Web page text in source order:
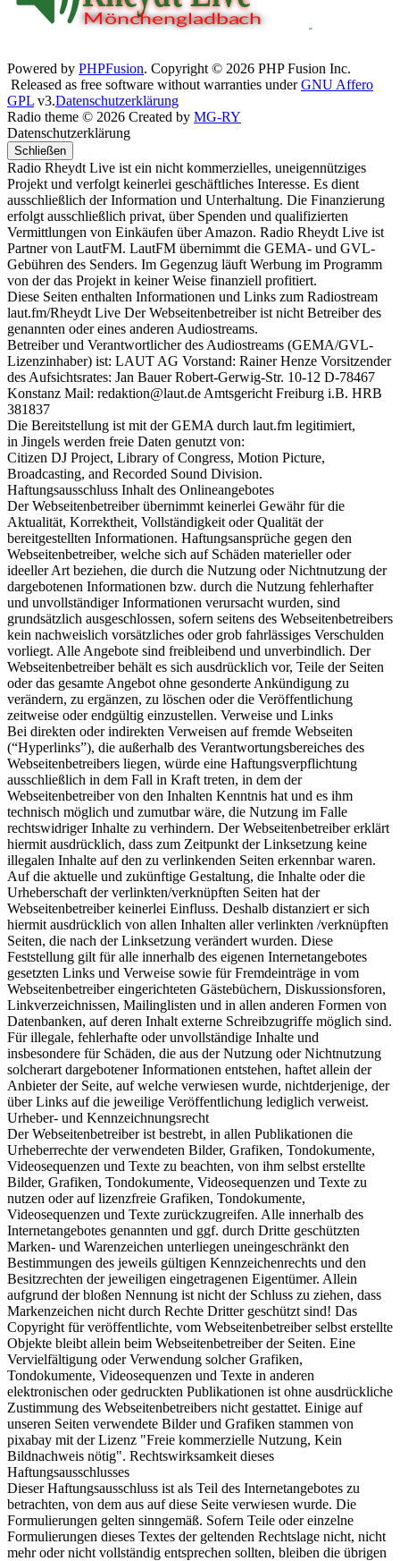
Powered by PHPFusion. Copyright © 2026 PHP Fusion Inc.
Released as free software without warranties underGNU Affero
GPL v3.Datenschutzerklärung
Radio theme © 2026 Created by MG-RY
Datenschutzerklärung
Schließen
Radio Rheydt Live ist ein nicht kommerzielles, uneigennütziges
Projekt und verfolgt keinerlei geschäftliches Interesse. Es dient
ausschließlich der Information und Unterhaltung. Die Finanzierung
erfolgt ausschließlich privat, über Spenden und qualifizierten
Vermittlungen von Einkäufen über Amazon. Radio Rheydt Live ist
Partner von LautFM. LautFM übernimmt die GEMA- und GVL-
Gebühren des Senders. Im Gegenzug läuft Werbung im Programm
von der das Projekt in keiner Weise finanziell profitiert.
Diese Seiten enthalten Informationen und Links zum Radiostream
laut.fm/Rheydt Live Der Webseitenbetreiber ist nicht Betreiber des
genannten oder eines anderen Audiostreams.
Betreiber und Verantwortlicher des Audiostreams (GEMA/GVL-
Lizenzinhaber) ist: LAUT AG Vorstand: Rainer Henze Vorsitzender
des Aufsichtsrates: Jan Bauer Robert-Gerwig-Str. 10-12 D-78467
Konstanz Mail: redaktion@laut.de Amtsgericht Freiburg i.B. HRB
381837
Die Bereitstellung ist mit der GEMA durch laut.fm legitimiert,
in Jingels werden freie Daten genutzt von:
Citizen DJ Project, Library of Congress, Motion Picture,
Broadcasting, and Recorded Sound Division.
Haftungsausschluss Inhalt des Onlineangebotes
Der Webseitenbetreiber übernimmt keinerlei Gewähr für die
Aktualität, Korrektheit, Vollständigkeit oder Qualität der
bereitgestellten Informationen. Haftungsansprüche gegen den
Webseitenbetreiber, welche sich auf Schäden materieller oder
ideeller Art beziehen, die durch die Nutzung oder Nichtnutzung der
dargebotenen Informationen bzw. durch die Nutzung fehlerhafter
und unvollständiger Informationen verursacht wurden, sind
grundsätzlich ausgeschlossen, sofern seitens des Webseitenbetreibers
kein nachweislich vorsätzliches oder grob fahrlässiges Verschulden
vorliegt. Alle Angebote sind freibleibend und unverbindlich. Der
Webseitenbetreiber behält es sich ausdrücklich vor, Teile der Seiten
oder das gesamte Angebot ohne gesonderte Ankündigung zu
verändern, zu ergänzen, zu löschen oder die Veröffentlichung
zeitweise oder endgültig einzustellen. Verweise und Links
Bei direkten oder indirekten Verweisen auf fremde Webseiten
(“Hyperlinks”), die außerhalb des Verantwortungsbereiches des
Webseitenbetreibers liegen, würde eine Haftungsverpflichtung
ausschließlich in dem Fall in Kraft treten, in dem der
Webseitenbetreiber von den Inhalten Kenntnis hat und es ihm
technisch möglich und zumutbar wäre, die Nutzung im Falle
rechtswidriger Inhalte zu verhindern. Der Webseitenbetreiber erklärt
hiermit ausdrücklich, dass zum Zeitpunkt der Linksetzung keine
illegalen Inhalte auf den zu verlinkenden Seiten erkennbar waren.
Auf die aktuelle und zukünftige Gestaltung, die Inhalte oder die
Urheberschaft der verlinkten/verknüpften Seiten hat der
Webseitenbetreiber keinerlei Einfluss. Deshalb distanziert er sich
hiermit ausdrücklich von allen Inhalten aller verlinkten /verknüpften
Seiten, die nach der Linksetzung verändert wurden. Diese
Feststellung gilt für alle innerhalb des eigenen Internetangebotes
gesetzten Links und Verweise sowie für Fremdeinträge in vom
Webseitenbetreiber eingerichteten Gästebüchern, Diskussionsforen,
Linkverzeichnissen, Mailinglisten und in allen anderen Formen von
Datenbanken, auf deren Inhalt externe Schreibzugriffe möglich sind.
Für illegale, fehlerhafte oder unvollständige Inhalte und
insbesondere für Schäden, die aus der Nutzung oder Nichtnutzung
solcherart dargebotener Informationen entstehen, haftet allein der
Anbieter der Seite, auf welche verwiesen wurde, nichtderjenige, der
über Links auf die jeweilige Veröffentlichung lediglich verweist.
Urheber- und Kennzeichnungsrecht
Der Webseitenbetreiber ist bestrebt, in allen Publikationen die
Urheberrechte der verwendeten Bilder, Grafiken, Tondokumente,
Videosequenzen und Texte zu beachten, von ihm selbst erstellte
Bilder, Grafiken, Tondokumente, Videosequenzen und Texte zu
nutzen oder auf lizenzfreie Grafiken, Tondokumente,
Videosequenzen und Texte zurückzugreifen. Alle innerhalb des
Internetangebotes genannten und ggf. durch Dritte geschützten
Marken- und Warenzeichen unterliegen uneingeschränkt den
Bestimmungen des jeweils gültigen Kennzeichenrechts und den
Besitzrechten der jeweiligen eingetragenen Eigentümer. Allein
aufgrund der bloßen Nennung ist nicht der Schluss zu ziehen, dass
Markenzeichen nicht durch Rechte Dritter geschützt sind! Das
Copyright für veröffentlichte, vom Webseitenbetreiber selbst erstellte
Objekte bleibt allein beim Webseitenbetreiber der Seiten. Eine
Vervielfältigung oder Verwendung solcher Grafiken,
Tondokumente, Videosequenzen und Texte in anderen
elektronischen oder gedruckten Publikationen ist ohne ausdrückliche
Zustimmung des Webseitenbetreibers nicht gestattet. Einige auf
unseren Seiten verwendete Bilder und Grafiken stammen von
pixabay mit der Lizenz "Freie kommerzielle Nutzung, Kein
Bildnachweis nötig". Rechtswirksamkeit dieses
Haftungsausschlusses
Dieser Haftungsausschluss ist als Teil des Internetangebotes zu
betrachten, von dem aus auf diese Seite verwiesen wurde. Die
Formulierungen gelten sinngemäß. Sofern Teile oder einzelne
Formulierungen dieses Textes der geltenden Rechtslage nicht, nicht
mehr oder nicht vollständig entsprechen sollten, bleiben die übrigen